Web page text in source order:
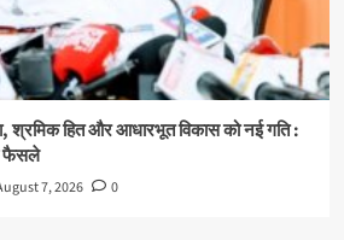
श्रमिक हित और आधारभूत विकास को नई गति :
फैसले
7, 2026 0